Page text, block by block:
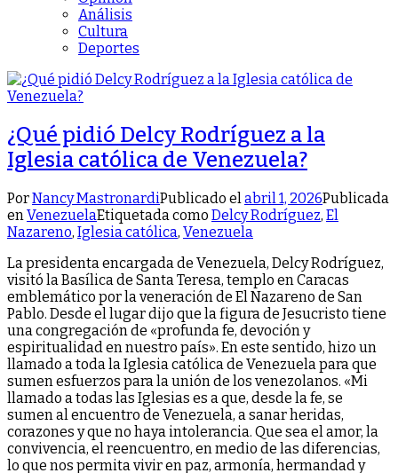
Análisis
Cultura
Deportes
¿Qué pidió Delcy Rodríguez a la
Iglesia católica de Venezuela?
PorNancy MastronardiPublicado elabril 1, 2026Publicada
enVenezuelaEtiquetada como Delcy Rodríguez, El
Nazareno, Iglesia católica, Venezuela
La presidenta encargada de Venezuela, Delcy Rodríguez,
visitó la Basílica de Santa Teresa, templo en Caracas
emblemático por la veneración de El Nazareno de San
Pablo. Desde el lugar dijo que la figura de Jesucristo tiene
una congregación de «profunda fe, devoción y
espiritualidad en nuestro país». En este sentido, hizo un
llamado a toda la Iglesia católica de Venezuela para que
sumen esfuerzos para la unión de los venezolanos. «Mi
llamado a todas las Iglesias es a que, desde la fe, se
sumen al encuentro de Venezuela, a sanar heridas,
corazones y que no haya intolerancia. Que sea el amor, la
convivencia, el reencuentro, en medio de las diferencias,
lo que nos permita vivir en paz, armonía, hermandad y